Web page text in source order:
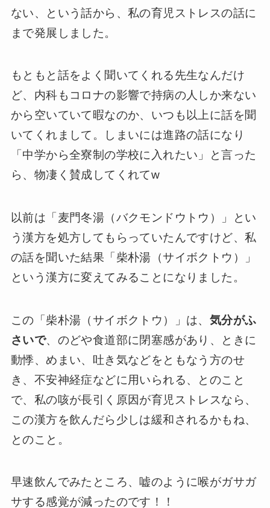
ない、という話から、私の育児ストレスの話に
まで発展しました。
もともと話をよく聞いてくれる先生なんだけ
ど、内科もコロナの影響で持病の人しか来ない
から空いていて暇なのか、いつも以上に話を聞
いてくれまして。しまいには進路の話になり
「中学から全寮制の学校に入れたい」と言った
ら、物凄く賛成してくれてw
以前は「麦門冬湯（バクモンドウトウ）」とい
う漢方を処方してもらっていたんですけど、私
の話を聞いた結果「柴朴湯（サイボクトウ）」
という漢方に変えてみることになりました。
この「柴朴湯（サイボクトウ）」は、 気分がふ
さいで、のどや食道部に閉塞感があり、ときに
動悸、めまい、吐き気などをともなう方のせ
き、不安神経症などに用いられる、とのこと
で、私の咳が長引く原因が育児ストレスなら、
この漢方を飲んだら少しは緩和されるかもね、
とのこと。
早速飲んでみたところ、嘘のように喉がガサガ
サする感覚が減ったのです！！